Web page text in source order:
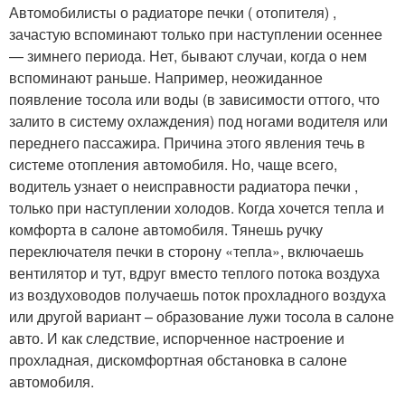
Автомобилисты о радиаторе печки ( отопителя) ,
зачастую вспоминают только при наступлении осеннее
— зимнего периода. Нет, бывают случаи, когда о нем
вспоминают раньше. Например, неожиданное
появление тосола или воды (в зависимости оттого, что
залито в систему охлаждения) под ногами водителя или
переднего пассажира. Причина этого явления течь в
системе отопления автомобиля. Но, чаще всего,
водитель узнает о неисправности радиатора печки ,
только при наступлении холодов. Когда хочется тепла и
комфорта в салоне автомобиля. Тянешь ручку
переключателя печки в сторону «тепла», включаешь
вентилятор и тут, вдруг вместо теплого потока воздуха
из воздуховодов получаешь поток прохладного воздуха
или другой вариант – образование лужи тосола в салоне
авто. И как следствие, испорченное настроение и
прохладная, дискомфортная обстановка в салоне
автомобиля.